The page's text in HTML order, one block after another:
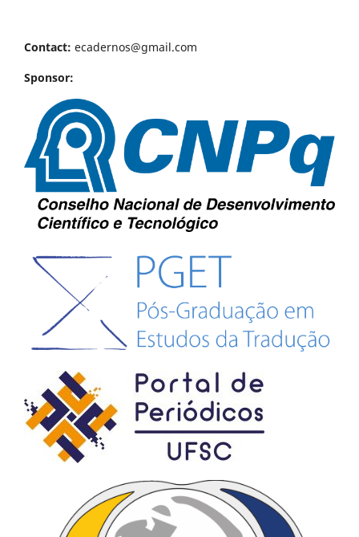
Contact: ecadernos@gmail.com
Sponsor: